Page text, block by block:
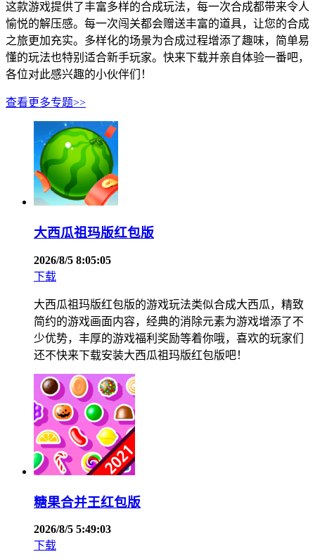
这款游戏提供了丰富多样的合成玩法，每一次合成都带来令人
愉悦的解压感。每一次闯关都会赠送丰富的道具，让您的合成
之旅更加充实。多样化的场景为合成过程增添了趣味，简单易
懂的玩法也特别适合新手玩家。快来下载并亲自体验一番吧，
各位对此感兴趣的小伙伴们！
查看更多专题>>
大西瓜祖玛版红包版
2026/8/5 8:05:05
下载
大西瓜祖玛版红包版的游戏玩法类似合成大西瓜，精致
简约的游戏画面内容，经典的消除元素为游戏增添了不
少优势，丰厚的游戏福利奖励等着你哦，喜欢的玩家们
还不快来下载安装大西瓜祖玛版红包版吧！
糖果合并王红包版
2026/8/5 5:49:03
下载